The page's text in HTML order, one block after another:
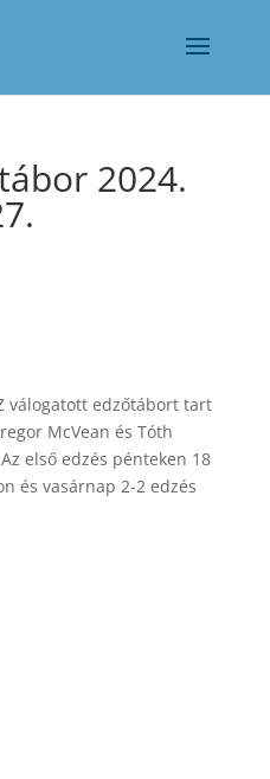
2024.
válogatott edzőtábort tart
McVean és Tóth
Az első edzés pénteken 18
és vasárnap 2-2 edzés